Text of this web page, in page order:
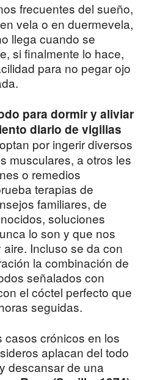
frecuentes del sueño,
vela o en duermevela,
llega cuando se
si finalmente lo hace,
para no pegar ojo
para dormir y aliviar
diario de vigilias
por ingerir diversos
musculares, a otros les
o remedios
terapias de
familiares, de
soluciones
lo son y que nos
Incluso se da con
la combinación de
señalados con
el cóctel perfecto que
seguidas.
casos crónicos en los
aplacan del todo
descansar de una